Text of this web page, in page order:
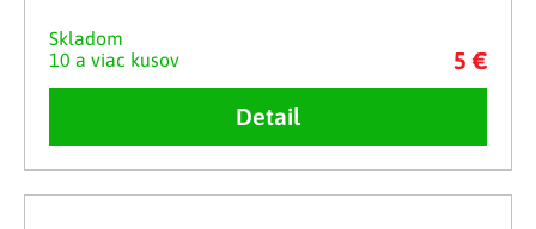
Skladom
10 a viac kusov
5 €
Detail